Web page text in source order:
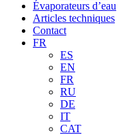
Évaporateurs d’eau
Articles techniques
Contact
FR
ES
EN
FR
RU
DE
IT
CAT